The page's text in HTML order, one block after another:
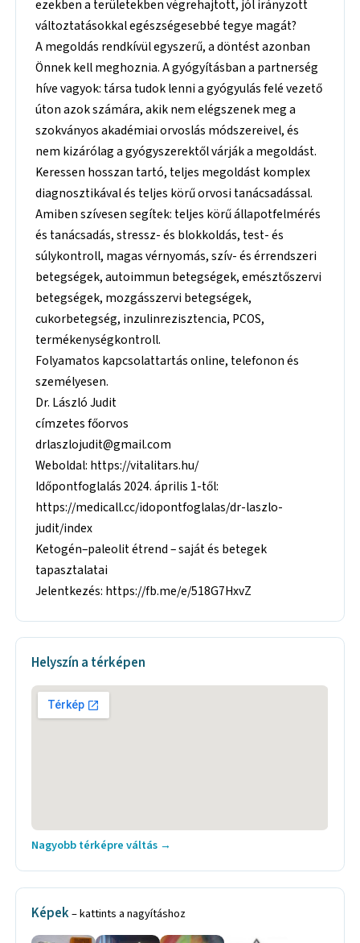
ezekben a területekben végrehajtott, jól irányzott
változtatásokkal egészségesebbé tegye magát?
A megoldás rendkívül egyszerű, a döntést azonban
Önnek kell meghoznia. A gyógyításban a partnerség
híve vagyok: társa tudok lenni a gyógyulás felé vezető
úton azok számára, akik nem elégszenek meg a
szokványos akadémiai orvoslás módszereivel, és
nem kizárólag a gyógyszerektől várják a megoldást.
Keressen hosszan tartó, teljes megoldást komplex
diagnosztikával és teljes körű orvosi tanácsadással.
Amiben szívesen segítek: teljes körű állapotfelmérés
és tanácsadás, stressz- és blokkoldás, test- és
súlykontroll, magas vérnyomás, szív- és érrendszeri
betegségek, autoimmun betegségek, emésztőszervi
betegségek, mozgásszervi betegségek,
cukorbetegség, inzulinrezisztencia, PCOS,
termékenységkontroll.
Folyamatos kapcsolattartás online, telefonon és
személyesen.
Dr. László Judit
címzetes főorvos
drlaszlojudit@gmail.com
Weboldal: https://vitalitars.hu/
Időpontfoglalás 2024. április 1-től:
https://medicall.cc/idopontfoglalas/dr-laszlo-
judit/index
Ketogén–paleolit étrend – saját és betegek
tapasztalatai
Jelentkezés: https://fb.me/e/518G7HxvZ
Helyszín a térképen
Nagyobb térképre váltás →
Képek– kattints a nagyításhoz